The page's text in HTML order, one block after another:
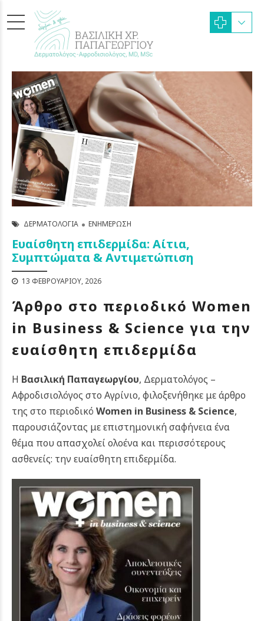
ΔΕΡΜΑΤΟΛΟΓΊΑ ΕΝΗΜΈΡΩΣΗ
Ευαίσθητη επιδερμίδα: Αίτια,
Συμπτώματα & Αντιμετώπιση
13 ΦΕΒΡΟΥΑΡΊΟΥ, 2026
Άρθρο στο περιοδικό Women
in Business & Science για την
ευαίσθητη επιδερμίδα
Η Βασιλική Παπαγεωργίου, Δερματολόγος –
Αφροδισιολόγος στο Αγρίνιο, φιλοξενήθηκε με άρθρο
της στο περιοδικό Women in Business & Science,
παρουσιάζοντας με επιστημονική σαφήνεια ένα
θέμα που απασχολεί ολοένα και περισσότερους
ασθενείς: την ευαίσθητη επιδερμίδα.